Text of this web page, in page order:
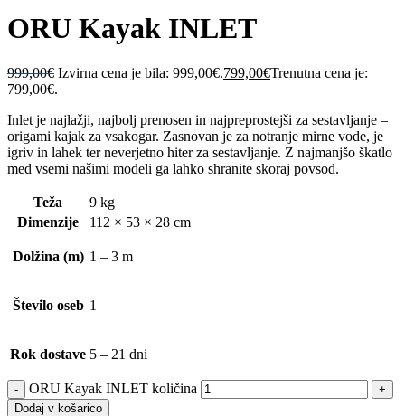
ORU Kayak INLET
999,00€ Izvirna cena je bila: 999,00€.799,00€Trenutna cena je:
799,00€.
Inlet je najlažji, najbolj prenosen in najpreprostejši za sestavljanje –
origami kajak za vsakogar. Zasnovan je za notranje mirne vode, je
igriv in lahek ter neverjetno hiter za sestavljanje. Z najmanjšo škatlo
med vsemi našimi modeli ga lahko shranite skoraj povsod.
Teža
9 kg
Dimenzije
112 × 53 × 28 cm
Dolžina (m) 1 – 3 m
Število oseb 1
Rok dostave 5 – 21 dni
ORU Kayak INLET količina
Dodaj v košarico